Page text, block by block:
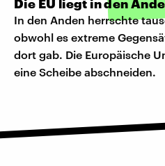
Die EU liegt in den
In den Anden herrschte
obwohl es extreme
dort gab. Die Europäische
eine Scheibe abschneiden.